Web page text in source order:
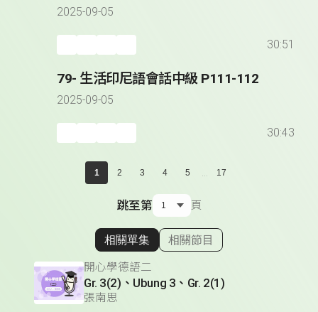
2025-09-05
30:51
79- 生活印尼語會話中級 P111-112
2025-09-05
30:43
1 2 3 4 5 ... 17
跳至第 頁
顯示相關單集
相關單集 相關節目
開心學德語二
Gr. 3(2)、Ubung 3、Gr. 2(1)
張南思